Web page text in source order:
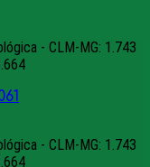
- CLM-MG: 1.743
- CLM-MG: 1.743